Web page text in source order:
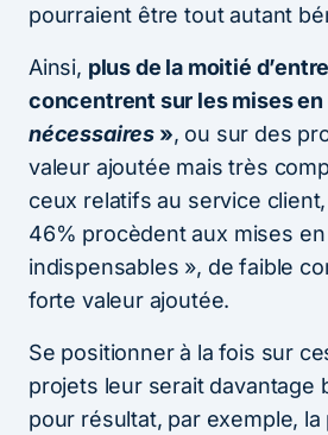
pourraient être tout autant
Ainsi, plus de la moitié
concentrent sur les mises
nécessaires », ou sur des
valeur ajoutée mais très
ceux relatifs au service
46% procèdent aux mises
indispensables », de faible
forte valeur ajoutée.
Se positionner à la fois sur
projets leur serait davantage
pour résultat, par exemple, la